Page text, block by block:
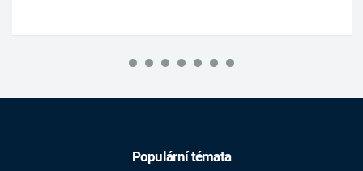
Populární témata